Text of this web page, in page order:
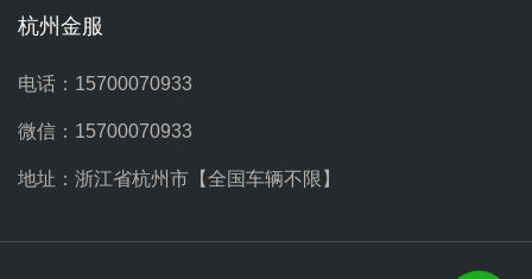
杭州金服
电话：15700070933
微信：15700070933
地址：浙江省杭州市【全国车辆不限】